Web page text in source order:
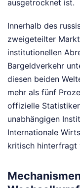
ausgetrocknet ist.
Innerhalb des
zweigeteilter
institutionellen
Bargeldverkehr
diesen beiden
mehr als fünf
offizielle
unabhängigen
Internationale
kritisch hinterfragt